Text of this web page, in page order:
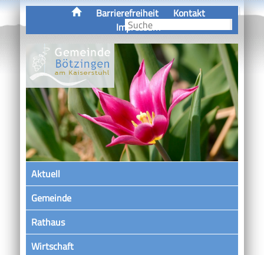
Barrierefreiheit
Kontakt
Impressum
Aktuell
Gemeinde
Rathaus
Wirtschaft